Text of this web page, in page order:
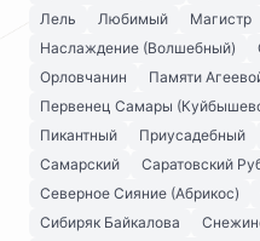
Лель
Любимый Магистр
Наслаждение (Волшебный)
Орловчанин
Памяти
Первенец Самары
Пикантный
Приусадебный
Самарский
Саратовский
Северное Сияние (Абрикос)
Сибиряк Байкалова